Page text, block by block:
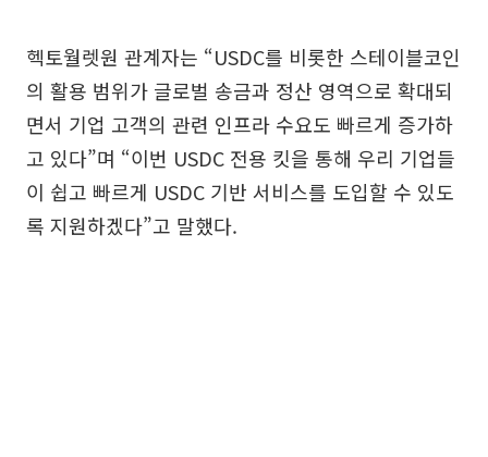
헥토월렛원 관계자는 “USDC를 비롯한 스테이블코인
의 활용 범위가 글로벌 송금과 정산 영역으로 확대되
면서 기업 고객의 관련 인프라 수요도 빠르게 증가하
고 있다”며 “이번 USDC 전용 킷을 통해 우리 기업들
이 쉽고 빠르게 USDC 기반 서비스를 도입할 수 있도
록 지원하겠다”고 말했다.